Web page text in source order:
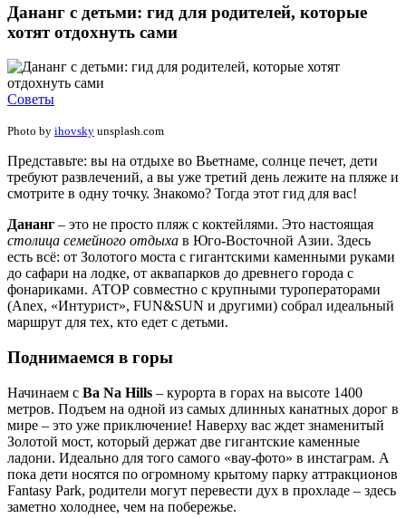
Дананг с детьми: гид для родителей, которые
хотят отдохнуть сами
Советы
Photo by ihovsky unsplash.com
Представьте: вы на отдыхе во Вьетнаме, солнце печет, дети
требуют развлечений, а вы уже третий день лежите на пляже и
смотрите в одну точку. Знакомо? Тогда этот гид для вас!
Дананг – это не просто пляж с коктейлями. Это настоящая
столица семейного отдыха в Юго-Восточной Азии. Здесь
есть всё: от Золотого моста с гигантскими каменными руками
до сафари на лодке, от аквапарков до древнего города с
фонариками. АТОР совместно с крупными туроператорами
(Anex, «Интурист», FUN&SUN и другими) собрал идеальный
маршрут для тех, кто едет с детьми.
Поднимаемся в горы
Начинаем с Ba Na Hills – курорта в горах на высоте 1400
метров. Подъем на одной из самых длинных канатных дорог в
мире – это уже приключение! Наверху вас ждет знаменитый
Золотой мост, который держат две гигантские каменные
ладони. Идеально для того самого «вау-фото» в инстаграм. А
пока дети носятся по огромному крытому парку аттракционов
Fantasy Park, родители могут перевести дух в прохладе – здесь
заметно холоднее, чем на побережье.